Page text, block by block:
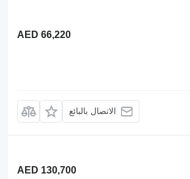
AED 66,220
الاتصال بالبائع
AED 130,700